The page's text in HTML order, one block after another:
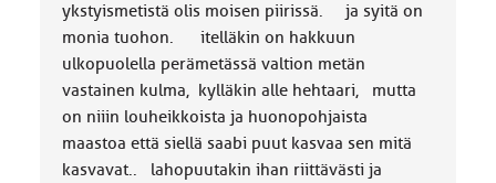
ykstyismetistä olis moisen piirissä. ja syitä on
monia tuohon. itelläkin on hakkuun
ulkopuolella perämetässä valtion metän
vastainen kulma, kylläkin alle hehtaari, mutta
on niiin louheikkoista ja huonopohjaista
maastoa että siellä saabi puut kasvaa sen mitä
kasvavat.. lahopuutakin ihan riittävästi ja